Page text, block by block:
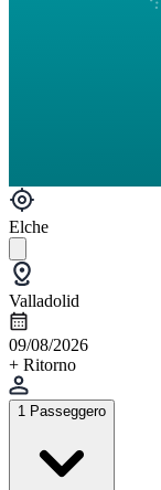
Elche
Valladolid
09/08/2026
+ Ritorno
1 Passeggero